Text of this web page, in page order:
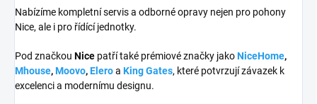
Nabízíme kompletní servis a odborné opravy nejen pro pohony
Nice, ale i pro řídící jednotky.
Pod značkou Nice patří také prémiové značky jakoNiceHome,
Mhouse,Moovo,Eleroa King Gates, které potvrzují závazek k
excelenci a modernímu designu.